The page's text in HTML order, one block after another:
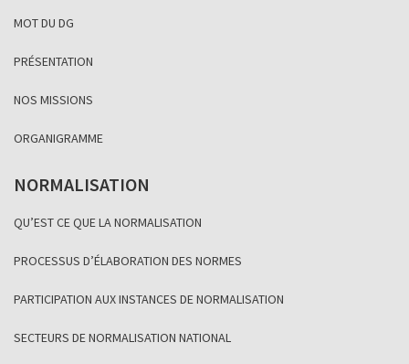
MOT DU DG
PRÉSENTATION
NOS MISSIONS
ORGANIGRAMME
NORMALISATION
QU’EST CE QUE LA NORMALISATION
PROCESSUS D’ÉLABORATION DES NORMES
PARTICIPATION AUX INSTANCES DE NORMALISATION
SECTEURS DE NORMALISATION NATIONAL